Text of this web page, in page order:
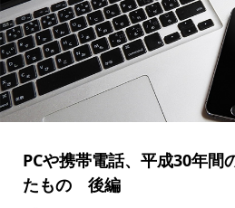
PCや携帯電話、平成30年間
たもの 後編